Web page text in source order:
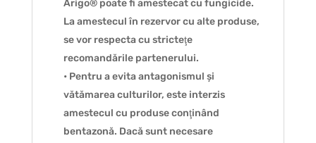
Arigo® poate fi amestecat cu fungicide.
La amestecul în rezervor cu alte produse,
se vor respecta cu stricteţe
recomandările partenerului.
• Pentru a evita antagonismul și
vătămarea culturilor, este interzis
amestecul cu produse conţinând
bentazonă. Dacă sunt necesare